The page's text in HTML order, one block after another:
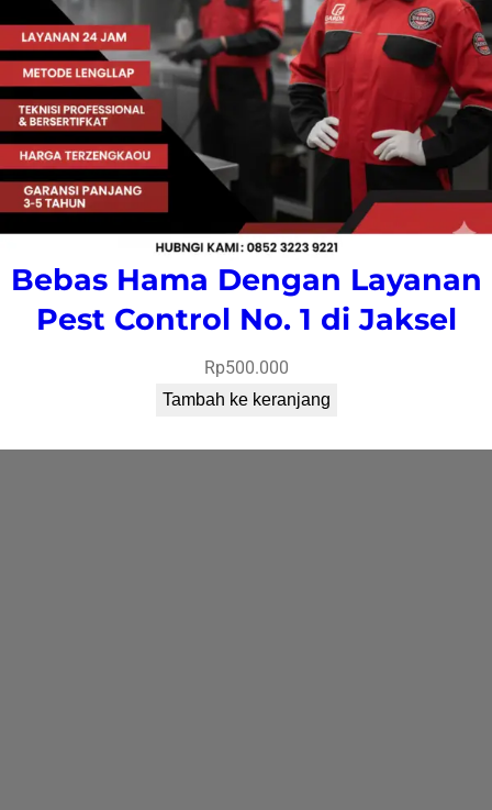
Bebas Hama Dengan Layanan
Pest Control No. 1 di Jaksel
Rp500.000
Tambah ke keranjang